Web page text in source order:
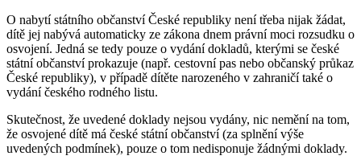
O nabytí státního občanství České republiky není třeba nijak žádat,
dítě jej nabývá automaticky ze zákona dnem právní moci rozsudku o
osvojení. Jedná se tedy pouze o vydání dokladů, kterými se české
státní občanství prokazuje (např. cestovní pas nebo občanský průkaz
České republiky), v případě dítěte narozeného v zahraničí také o
vydání českého rodného listu.
Skutečnost, že uvedené doklady nejsou vydány, nic nemění na tom,
že osvojené dítě má české státní občanství (za splnění výše
uvedených podmínek), pouze o tom nedisponuje žádnými doklady.